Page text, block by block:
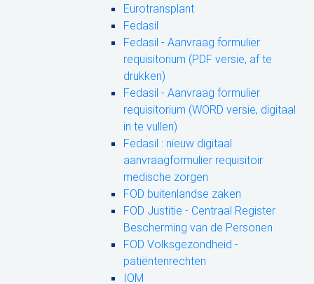
Eurotransplant
Fedasil
Fedasil - Aanvraag formulier
requisitorium (PDF versie, af te
drukken)
Fedasil - Aanvraag formulier
requisitorium (WORD versie, digitaal
in te vullen)
Fedasil : nieuw digitaal
aanvraagformulier requisitoir
medische zorgen
FOD buitenlandse zaken
FOD Justitie - Centraal Register
Bescherming van de Personen
FOD Volksgezondheid -
patiëntenrechten
IOM